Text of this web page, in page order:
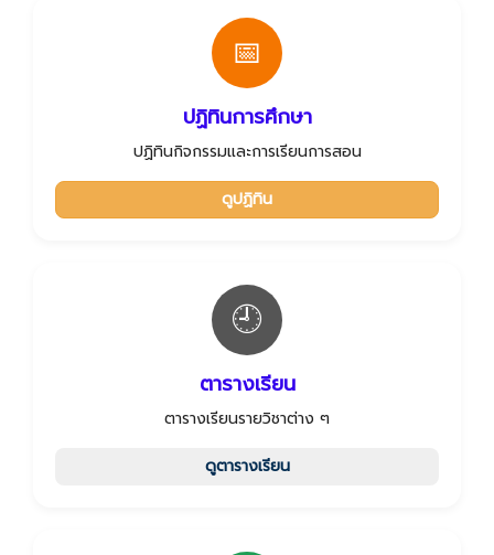
📅
ปฏิทินการศึกษา
ปฏิทินกิจกรรมและการเรียนการสอน
ดูปฏิทิน
🕘
ตารางเรียน
ตารางเรียนรายวิชาต่าง ๆ
ดูตารางเรียน